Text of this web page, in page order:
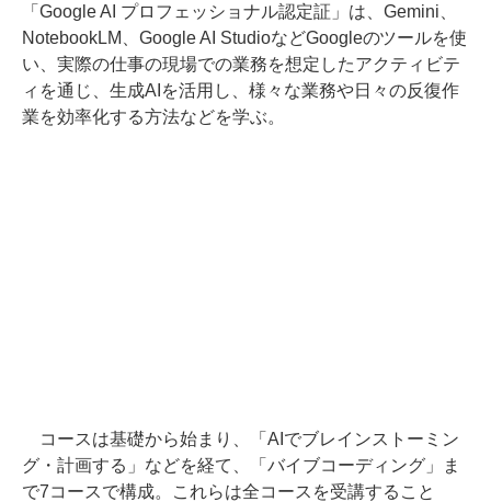
「Google AI プロフェッショナル認定証」は、Gemini、
NotebookLM、Google AI StudioなどGoogleのツールを使
い、実際の仕事の現場での業務を想定したアクティビテ
ィを通じ、生成AIを活用し、様々な業務や日々の反復作
業を効率化する方法などを学ぶ。
コースは基礎から始まり、「AIでブレインストーミン
グ・計画する」などを経て、「バイブコーディング」ま
で7コースで構成。これらは全コースを受講すること